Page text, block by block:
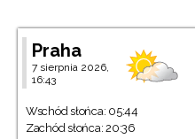
Praha
7 sierpnia 2026,
16:43
Wschód słońca: 05:44
Zachód słońca: 20:36